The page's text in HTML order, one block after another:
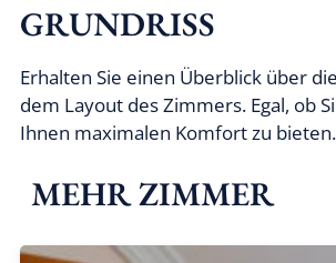
GRUNDRISS
Erhalten Sie einen Überblick über
dem Layout des Zimmers. Egal, ob
Ihnen maximalen Komfort zu bieten.
MEHR ZIMMER